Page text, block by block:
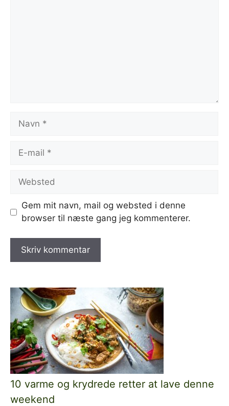
Navn
Websted
Gem mit navn, mail og websted i denne
browser til næste gang jeg kommenterer.
10 varme og krydrede retter at lave denne
weekend